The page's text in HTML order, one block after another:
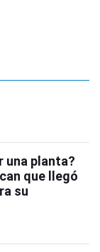
una planta?
que llegó
su